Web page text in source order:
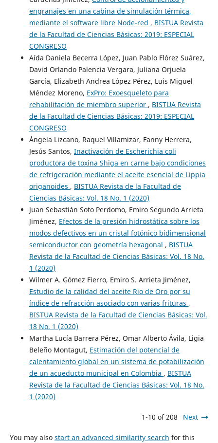
engranajes en una cabina de simulación térmica,
mediante el software libre Node-red , BISTUA Revista
de la Facultad de Ciencias Básicas: 2019: ESPECIAL
CONGRESO
Aída Daniela Becerra López, Juan Pablo Flórez Suárez,
David Orlando Palencia Vergara, Juliana Orjuela
García, Elizabeth Andrea López Pérez, Luis Miguel
Méndez Moreno, ExPro: Exoesqueleto para
rehabilitación de miembro superior , BISTUA Revista
de la Facultad de Ciencias Básicas: 2019: ESPECIAL
CONGRESO
Ángela Lizcano, Raquel Villamizar, Fanny Herrera,
Jesús Santos, Inactivación de Escherichia coli
productora de toxina Shiga en carne bajo condiciones
de refrigeración mediante el aceite esencial de Lippia
origanoides , BISTUA Revista de la Facultad de
Ciencias Básicas: Vol. 18 No. 1 (2020)
Juan Sebastián Soto Perdomo, Emiro Segundo Arrieta
Jiménez, Efectos de la presión hidrostática sobre los
modos defectivos en un cristal fotónico bidimensional
semiconductor con geometría hexagonal , BISTUA
Revista de la Facultad de Ciencias Básicas: Vol. 18 No.
1 (2020)
Wilmer A. Gómez Fierro, Emiro S. Arrieta Jiménez,
Estudio de la calidad del aceite Rio de Oro por su
índice de refracción asociado con varias frituras ,
BISTUA Revista de la Facultad de Ciencias Básicas: Vol.
18 No. 1 (2020)
Martha Lucía Barrera Pérez, Omar Alberto Ávila, Ligia
Beleño Montagut, Estimación del potencial de
calentamiento global en un sistema de potabilización
de un acueducto municipal en Colombia , BISTUA
Revista de la Facultad de Ciencias Básicas: Vol. 18 No.
1 (2020)
1-10 of 208 Next
You may also start an advanced similarity search for this